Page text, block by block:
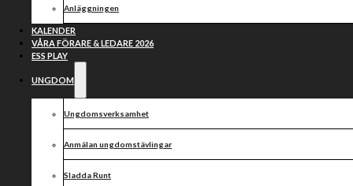
Anläggningen
KALENDER
VÅRA FÖRARE & LEDARE 2026
ESS PLAY
UNGDOM
Ungdomsverksamhet
Anmälan ungdomstävlingar
Sladda Runt
Speedwaymuschen –
Svenska
speedwayligan och
Klaravik samarbetar
kring livsviktig
forskning